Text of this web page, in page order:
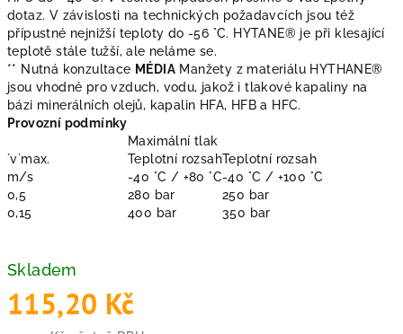
dotaz. V závislosti na technických požadavcích jsou též
přípustné nejnižší teploty do -56 °C. HYTANE® je při klesající
teplotě stále tužší, ale neláme se.
** Nutná konzultace MÉDIA Manžety z materiálu HYTHANE®
jsou vhodné pro vzduch, vodu, jakož i tlakové kapaliny na
bázi minerálních olejů, kapalin HFA, HFB a HFC.
Provozní podmínky
Maximální tlak
´v´max.
Teplotní rozsahTeplotní rozsah
m/s
-40 °C / +80 °C-40 °C / +100 °C
0,5
280 bar
250 bar
0,15
400 bar 350 bar
Skladem
115,20 Kč